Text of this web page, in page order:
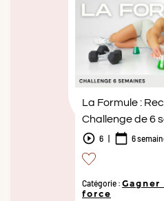
La Formule :
Challenge de 6
6 | 6
Catégorie : Gagner
force